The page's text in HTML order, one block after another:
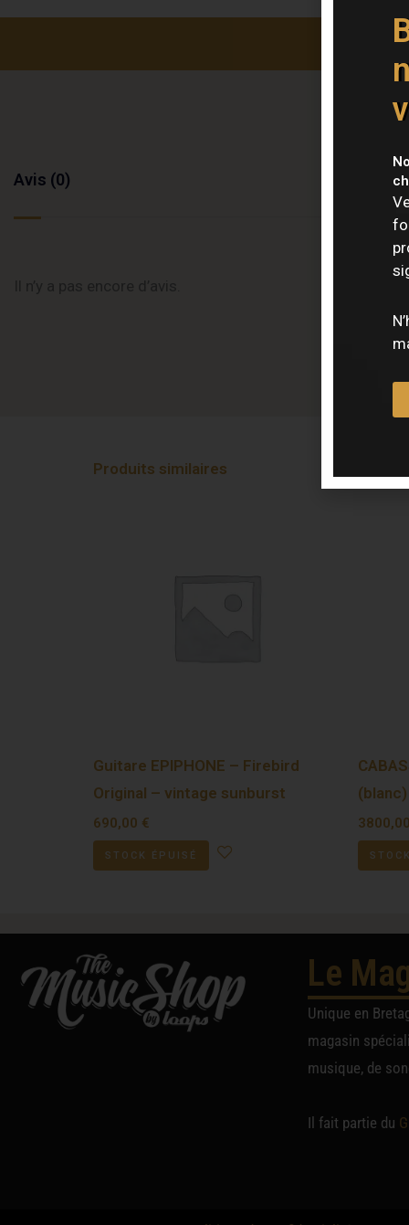
Avis (0)
Produits similaires
Guitare EPIPHONE – Firebird
Original – vintage sunburst
690,00 €
STOCK ÉPUISÉ
3800,00
Le
Unique en
magasin
musique, de
Il fait partie du